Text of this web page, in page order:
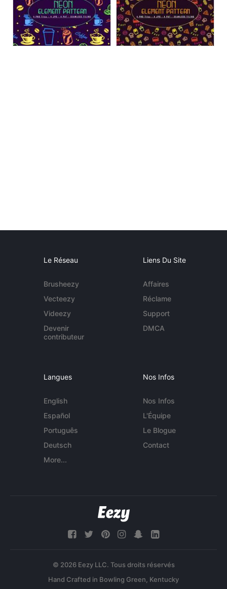
Le Réseau
Brusheezy
Vecteezy
Videezy
Devenir
contributeur
Liens Du Site
Affaires
Réclame
Support
DMCA
Langues
English
Español
Português
Deutsch
More...
Nos Infos
Nos Infos
L'Équipe
Le Blogue
Contact
© 2026 Eezy LLC. Tous droits réservés